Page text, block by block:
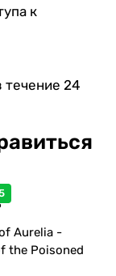
к
течение 24
Aurelia -
the Poisoned